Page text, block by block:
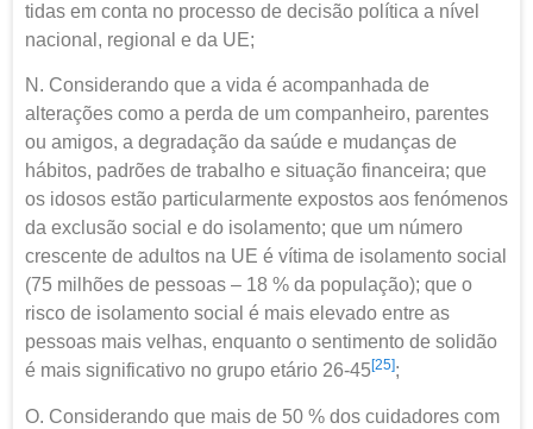
tidas em conta no processo de decisão política a nível
nacional, regional e da UE;
N. Considerando que a vida é acompanhada de
alterações como a perda de um companheiro, parentes
ou amigos, a degradação da saúde e mudanças de
hábitos, padrões de trabalho e situação financeira; que
os idosos estão particularmente expostos aos fenómenos
da exclusão social e do isolamento; que um número
crescente de adultos na UE é vítima de isolamento social
(75 milhões de pessoas – 18 % da população); que o
risco de isolamento social é mais elevado entre as
pessoas mais velhas, enquanto o sentimento de solidão
é mais significativo no grupo etário 26-45[25];
O. Considerando que mais de 50 % dos cuidadores com